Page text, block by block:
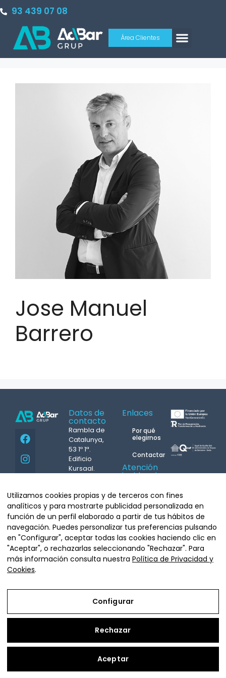
93 439 07 08
Área Clientes
Jose Manuel
Barrero
Copyright©
Grupo Acbar
Datos de
contacto
Rambla de
Catalunya,
53 1º 1ª.
Edificio
Kursaal.
Tel.93 439
07 08
info@grupacbar.com
Arquitecte
Moragas, 20.
08035
Barcelona
Enlaces
Por qué
elegirnos
Contactar
Atención
incidencias
M.687
431 004
Whatsapp
Utilizamos cookies propias y de terceros con fines
analíticos y para mostrarte publicidad personalizada en
función de un perfil elaborado a partir de tus hábitos de
navegación. Puedes personalizar tus preferencias pulsando
en "Configurar", aceptar todas las cookies haciendo clic en
"Aceptar", o rechazarlas seleccionando "Rechazar". Para
más información consulta nuestra Política de Privacidad y
Cookies.
Configurar
Rechazar
Aceptar
Aviso Legal
Política de Privacidad y Cookies
Configurar